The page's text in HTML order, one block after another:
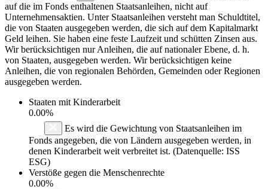
auf die im Fonds enthaltenen Staatsanleihen, nicht auf
Unternehmensaktien. Unter Staatsanleihen versteht man Schuldtitel,
die von Staaten ausgegeben werden, die sich auf dem Kapitalmarkt
Geld leihen. Sie haben eine feste Laufzeit und schütten Zinsen aus.
Wir berücksichtigen nur Anleihen, die auf nationaler Ebene, d. h.
von Staaten, ausgegeben werden. Wir berücksichtigen keine
Anleihen, die von regionalen Behörden, Gemeinden oder Regionen
ausgegeben werden.
Staaten mit Kinderarbeit
0.00%
Es wird die Gewichtung von Staatsanleihen im
Fonds angegeben, die von Ländern ausgegeben werden, in
denen Kinderarbeit weit verbreitet ist. (Datenquelle: ISS
ESG)
Verstöße gegen die Menschenrechte
0.00%